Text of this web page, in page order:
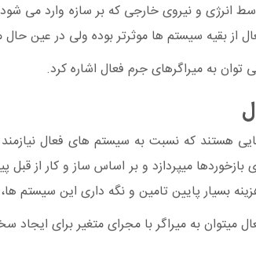
انرژی و نیروی خارجی که بر سازه وارد می شود
از بقیه سیستم ها موثرتر بوده ولی در عین
به میراگرهای جرم فعال اشاره کرد.
هستند که نسبت به سیستم های فعال
بازخوردها میپردازد و بر اساس ساز و کار
بسیار پایین تامین و نگه داری این سیستم
میتوان به میراگر با مجرای متغیر برای ایجاد